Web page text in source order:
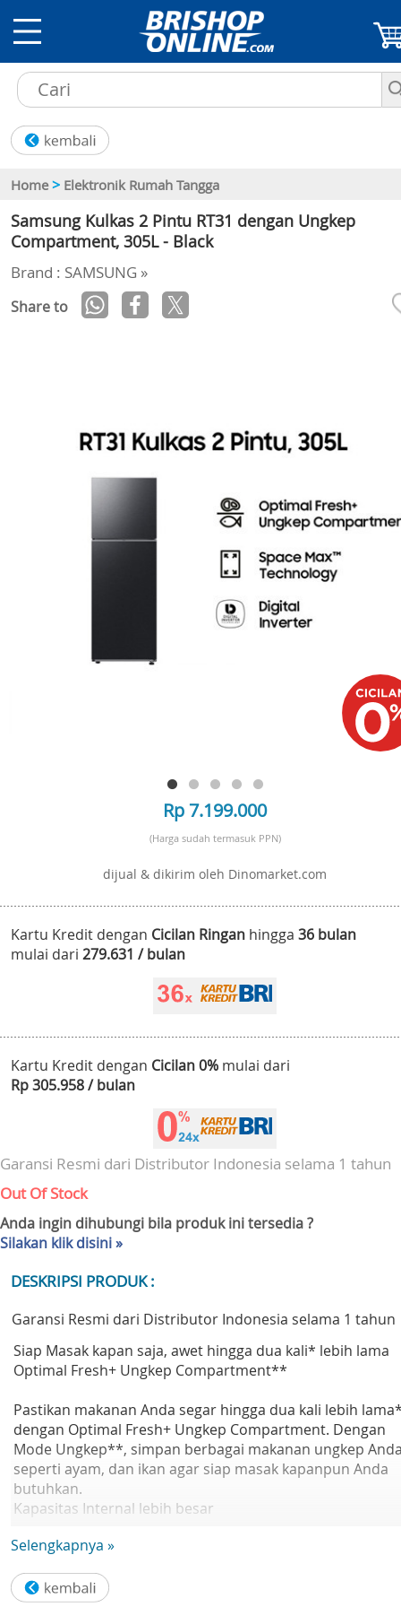
Home > Elektronik Rumah Tangga
Samsung Kulkas 2 Pintu RT31 dengan Ungkep
Compartment, 305L - Black
Brand : SAMSUNG »
Share to
Rp 7.199.000
(Harga sudah termasuk PPN)
dijual & dikirim oleh Dinomarket.com
Kartu Kredit dengan Cicilan Ringan hingga 36 bulan
mulai dari 279.631 / bulan
Kartu Kredit dengan Cicilan 0% mulai dari
Rp 305.958 / bulan
Garansi Resmi dari Distributor Indonesia selama 1 tahun
Out Of Stock
Anda ingin dihubungi bila produk ini tersedia ?
Silakan klik disini »
DESKRIPSI PRODUK :
Garansi Resmi dari Distributor Indonesia selama 1 tahun
Siap Masak kapan saja, awet hingga dua kali* lebih lama
Optimal Fresh+ Ungkep Compartment**
Pastikan makanan Anda segar hingga dua kali lebih
dengan Optimal Fresh+ Ungkep Compartment. Dengan
Mode Ungkep**, simpan berbagai makanan ungkep
seperti ayam, dan ikan agar siap masak kapanpun Anda
butuhkan.
Kapasitas Internal lebih besar
teknologi SpaceMax™. Insulasi spesial urethane
Selengkapnya »